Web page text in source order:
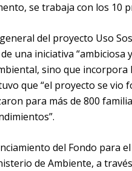
se trabaja con los 10
del proyecto Uso
una iniciativa “ambiciosa
sino que incorpora
que “el proyecto se
para más de 800
del Fondo para
de Ambiente, a